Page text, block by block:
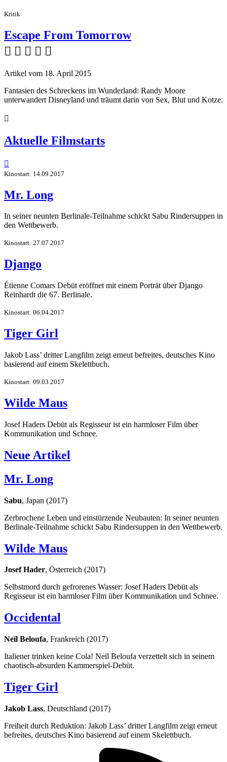
Kritik
Escape From Tomorrow
    
Artikel vom 18. April 2015
Fantasien des Schreckens im Wunderland: Randy Moore
unterwandert Disneyland und träumt darin von Sex, Blut und Kotze.

Aktuelle Filmstarts

Kinostart: 14.09.2017
Mr. Long
In seiner neunten Berlinale-Teilnahme schickt Sabu Rindersuppen in
den Wettbewerb.
Kinostart: 27.07.2017
Django
Étienne Comars Debüt eröffnet mit einem Porträt über Django
Reinhardt die 67. Berlinale.
Kinostart: 06.04.2017
Tiger Girl
Jakob Lass’ dritter Langfilm zeigt erneut befreites, deutsches Kino
basierend auf einem Skelettbuch.
Kinostart: 09.03.2017
Wilde Maus
Josef Haders Debüt als Regisseur ist ein harmloser Film über
Kommunikation und Schnee.
Neue Artikel
Mr. Long
Sabu, Japan (2017)
Zerbrochene Leben und einstürzende Neubauten: In seiner neunten
Berlinale-Teilnahme schickt Sabu Rindersuppen in den Wettbewerb.
Wilde Maus
Josef Hader, Österreich (2017)
Selbstmord durch gefrorenes Wasser: Josef Haders Debüt als
Regisseur ist ein harmloser Film über Kommunikation und Schnee.
Occidental
Neïl Beloufa, Frankreich (2017)
Italiener trinken keine Cola! Neïl Beloufa verzettelt sich in seinem
chaotisch-absurden Kammerspiel-Debüt.
Tiger Girl
Jakob Lass, Deutschland (2017)
Freiheit durch Reduktion: Jakob Lass’ dritter Langfilm zeigt erneut
befreites, deutsches Kino basierend auf einem Skelettbuch.